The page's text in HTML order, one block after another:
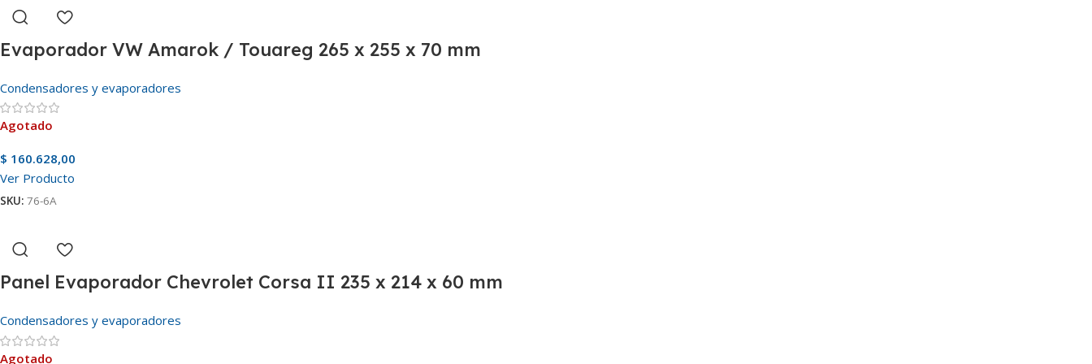
Evaporador VW Amarok / Touareg 265 x 255 x 70 mm
Condensadores y evaporadores
Agotado
$ 160.628,00
Ver Producto
SKU: 76-6A
Panel Evaporador Chevrolet Corsa II 235 x 214 x 60 mm
Condensadores y evaporadores
Agotado